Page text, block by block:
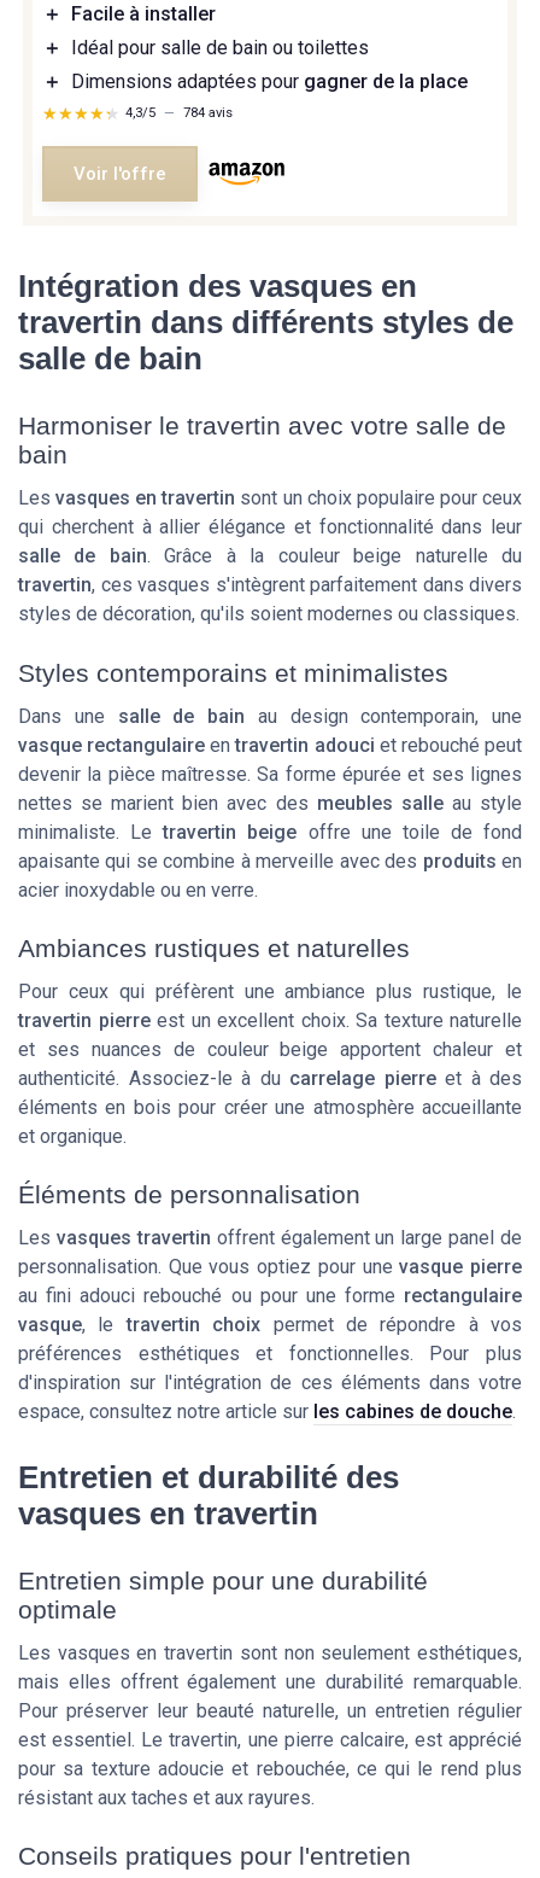
＋
Facile à installer
＋
Idéal pour salle de bain ou toilettes
＋
Dimensions adaptées pour gagner de la place
★★★★★
★★★★★ 4,3/5 — 784 avis
Voir l'offre
Intégration des vasques en
travertin dans différents styles de
salle de bain
Harmoniser le travertin avec votre salle de
bain
Lesvasques en travertin sont un choix populaire pour ceux
qui cherchent à allier élégance et fonctionnalité dans leur
salle de bain. Grâce à la couleur beige naturelle du
travertin, ces vasques s'intègrent parfaitement dans divers
styles de décoration, qu'ils soient modernes ou classiques.
Styles contemporains et minimalistes
Dans une salle de bain au design contemporain, une
vasque rectangulaire entravertin adouci et rebouché peut
devenir la pièce maîtresse. Sa forme épurée et ses lignes
nettes se marient bien avec des meubles salleau style
minimaliste. Letravertin beige offre une toile de fond
apaisante qui se combine à merveille avec des produits en
acier inoxydable ou en verre.
Ambiances rustiques et naturelles
Pour ceux qui préfèrent une ambiance plus rustique, le
travertin pierreest un excellent choix. Sa texture naturelle
et ses nuances de couleur beige apportent chaleur et
authenticité. Associez-le à du carrelage pierreet à des
éléments en bois pour créer une atmosphère accueillante
et organique.
Éléments de personnalisation
Les vasques travertin offrent également un largepanel de
personnalisation. Que vous optiez pour unevasque pierre
au finiadouci rebouché ou pour une forme rectangulaire
vasque, letravertin choix permet de répondre à vos
préférences esthétiques et fonctionnelles. Pour plus
d'inspiration sur l'intégration de ces éléments dans votre
espace, consultez notre article sur les cabines de douche.
Entretien et durabilité des
vasques en travertin
Entretien simple pour une durabilité
optimale
Les vasques en travertin sont non seulement esthétiques,
mais elles offrent également une durabilité remarquable.
Pour préserver leur beauté naturelle, un entretien régulier
est essentiel. Le travertin, une pierre calcaire, est apprécié
pour sa texture adoucie et rebouchée, ce qui le rend plus
résistant aux taches et aux rayures.
Conseils pratiques pour l'entretien